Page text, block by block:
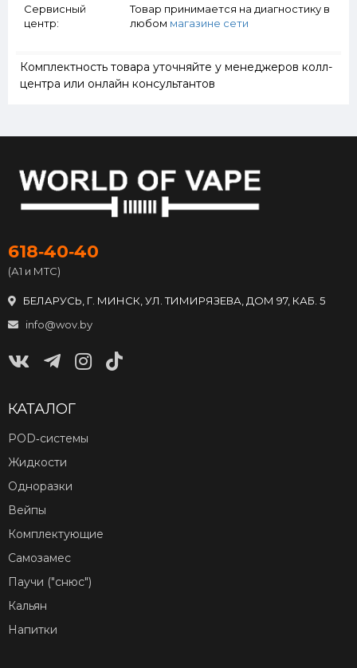
Сервисный
центр:
Товар принимается на диагностику в
любом магазине сети
Комплектность товара уточняйте у менеджеров колл-
центра или онлайн консультантов
618‑40‑40
(А1 и МТС)
БЕЛАРУСЬ, Г. МИНСК, УЛ. ТИМИРЯЗЕВА, ДОМ 97, КАБ. 5
info@wov.by
КАТАЛОГ
POD‑системы
Жидкости
Одноразки
Вейпы
Комплектующие
Самозамес
Паучи ("снюс")
Кальян
Напитки